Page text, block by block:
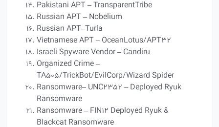
Pakistani APT – TransparentTribe
Russian APT – Nobelium
Russian APT–Turla
Vietnamese APT – OceanLotus/APT32
Israeli Spyware Vendor – Candiru
Organized Crime –
TA505/TrickBot/EvilCorp/Wizard Spider
Ransomware– UNC2352 – Deployed Ryuk
Ransomware
Ransomware – FIN12 Deployed Ryuk &
Blackcat Ransomware